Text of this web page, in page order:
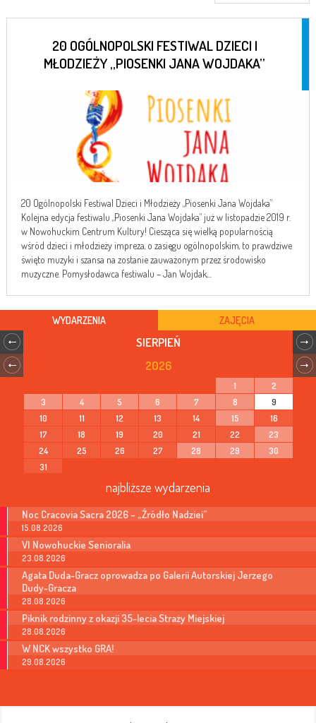
20 OGÓLNOPOLSKI FESTIWAL DZIECI I
MŁODZIEŻY „PIOSENKI JANA WOJDAKA”
20 Ogólnopolski Festiwal Dzieci i Młodzieży „Piosenki Jana Wojdaka”
Kolejna edycja festiwalu „Piosenki Jana Wojdaka” już w listopadzie 2019 r.
w Nowohuckim Centrum Kultury! Ciesząca się wielką popularnością
wśród dzieci i młodzieży impreza, o zasięgu ogólnopolskim, to prawdziwe
święto muzyki i szansa na zostanie zauważonym przez środowisko
muzyczne. Pomysłodawca festiwalu – Jan Wojdak,...
WYDARZENIA ZAJĘCIA
SIERPIEŃ
2026
1
2
3
4 5 6 7 8
9
10
11 12 13 14 15
16
17
18 19 20 21 22
23
24
25 26 27 28 29
30
31
najbliższe wydarzenia
Noc Cracovia Sacra 2026 – „Źródło Nadziei”
15.08.2026
VI Nowohuckie Senioralia
23.08.2026
Agata Duda-Gracz oprowadza po Galerii Autorskiej Jerzego
Dudy-Gracza
28.08.2026
Piknik rodzinny z okazji 35-lecia Straży Miejskiej
28.08.2026
W NCK wszystko GRA!
29.08.2026